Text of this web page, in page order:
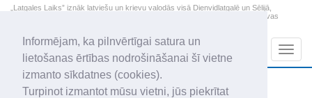
Informējam, ka pilnvērtīgai satura un
lietošanas ērtības nodrošināšanai šī vietne
izmanto sīkdatnes (cookies).
Turpinot izmantot mūsu vietni, jūs piekrītat
„Latgales Laiks” iznāk latviešu un krievu valodās visā Dienvidlatgalē un Sēlijā,
„Latgales Laiks” latviešu valodā aptver Daugavpils valstspilsētu, Augšdaugavas
2026. gada 7. augusts
Piektdiena
+16.5